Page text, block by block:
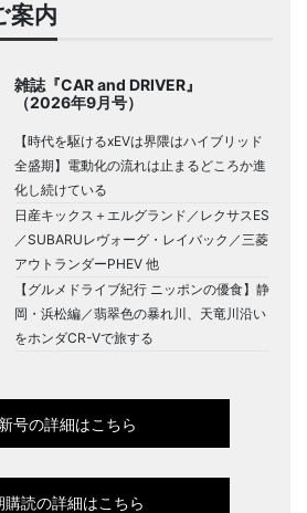
案内
雑誌『CAR and DRIVER』
（2026年9月号）
【時代を駆けるxEVは界隈はハイブリッド
全盛期】電動化の流れは止まるどころか進
化し続けている
日産キックス＋エルグランド／レクサスES
／SUBARUレヴォーグ・レイバック／三菱
アウトランダーPHEV 他
【グルメドライブ紀行 ニッポンの優食】静
岡・浜松編／翡翠色の暴れ川、天竜川沿い
をホンダCR-Vで旅する
号の詳細はこちら
購読の詳細はこちら